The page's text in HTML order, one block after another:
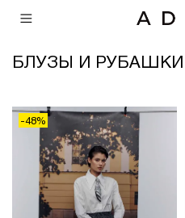
БЛУЗЫ И РУБАШКИ
-48%